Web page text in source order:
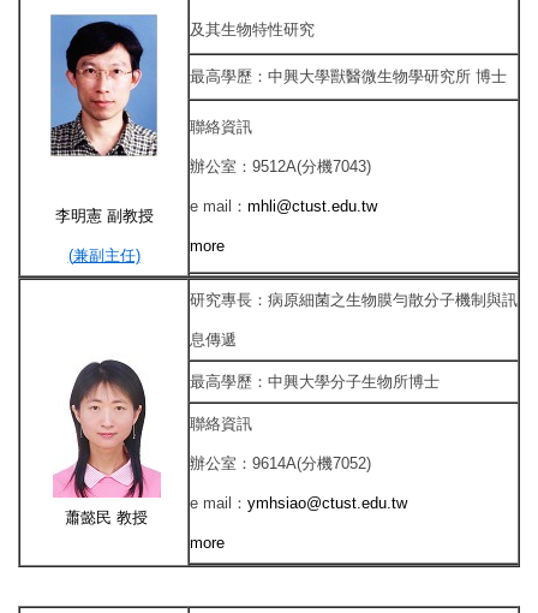
李明憲 副 教授
(兼副主任)
及其生物特性研究
最高學歷 ： 中興大學獸醫微生物學研究所 博士
聯絡資訊
辦公室 ： 9512A(分機7043)
e mail ： mhli@ctust.edu.tw
more
蕭懿民 教授
研究專長 ： 病原細菌之生物膜勻散分子機制與訊
息傳遞
最高學歷 ： 中興大學分子生物所博士
聯絡資訊
辦公室 ： 9614A(分機7052)
e mail ： ymhsiao@ctust.edu.tw
more